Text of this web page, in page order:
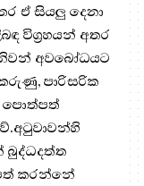
ඒ සියලු දෙනා
විග්‍රහයන් අතර
අවබෝධයට
පාරිසරික
පොත්පත්
බුද්ධදත්ත
කරන්නේ